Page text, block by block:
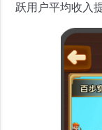
跃用户平均收入